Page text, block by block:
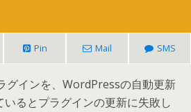
Pin Mail SMS
グインを、WordPressの自動更新
るとプラグインの更新に失敗し